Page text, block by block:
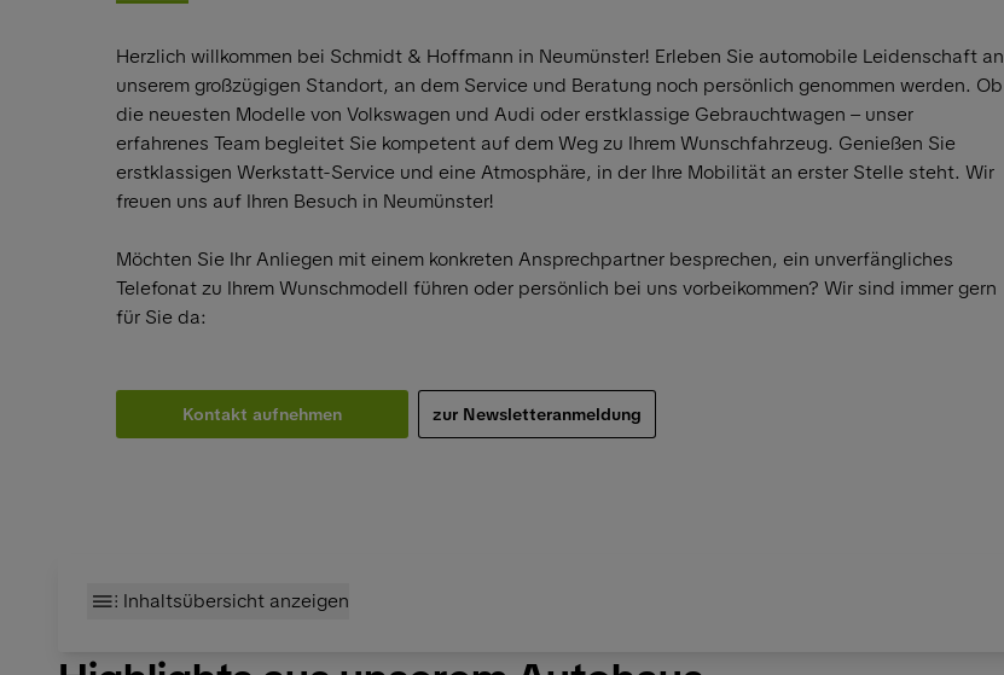
Herzlich willkommen bei Schmidt & Hoffmann in Neumünster! Erleben Sie automobile Leidenschaft an
unserem großzügigen Standort, an dem Service und Beratung noch persönlich genommen werden. Ob
die neuesten Modelle von Volkswagen und Audi oder erstklassige Gebrauchtwagen – unser
erfahrenes Team begleitet Sie kompetent auf dem Weg zu Ihrem Wunschfahrzeug. Genießen Sie
erstklassigen Werkstatt-Service und eine Atmosphäre, in der Ihre Mobilität an erster Stelle steht. Wir
freuen uns auf Ihren Besuch in Neumünster!
Möchten Sie Ihr Anliegen mit einem konkreten Ansprechpartner besprechen, ein unverfängliches
Telefonat zu Ihrem Wunschmodell führen oder persönlich bei uns vorbeikommen? Wir sind immer gern
für Sie da:
Kontakt aufnehmen zur Newsletteranmeldung
Inhaltsübersicht anzeigen